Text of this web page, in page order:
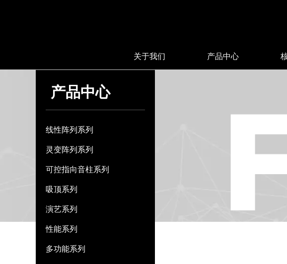
关于我们 产品中心
产品中心
线性阵列系列
灵变阵列系列
可控指向音柱系列
吸顶系列
演艺系列
性能系列
多功能系列